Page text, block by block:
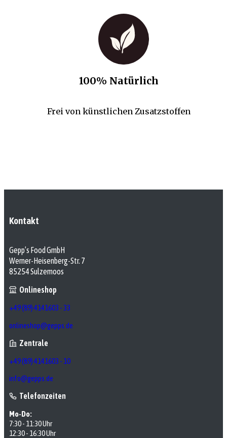
100% Natürlich
Frei von künstlichen Zusatzstoffen
Kontakt
Gepp’s Food GmbH
Werner-Heisenberg-Str. 7
85254 Sulzemoos
Onlineshop
+49 (89) 4141603 - 33
onlineshop@gepps.de
Zentrale
+49 (89) 4141603 - 10
info@gepps.de
Telefonzeiten
Mo-Do:
7:30 - 11:30 Uhr
12:30 - 16:30 Uhr